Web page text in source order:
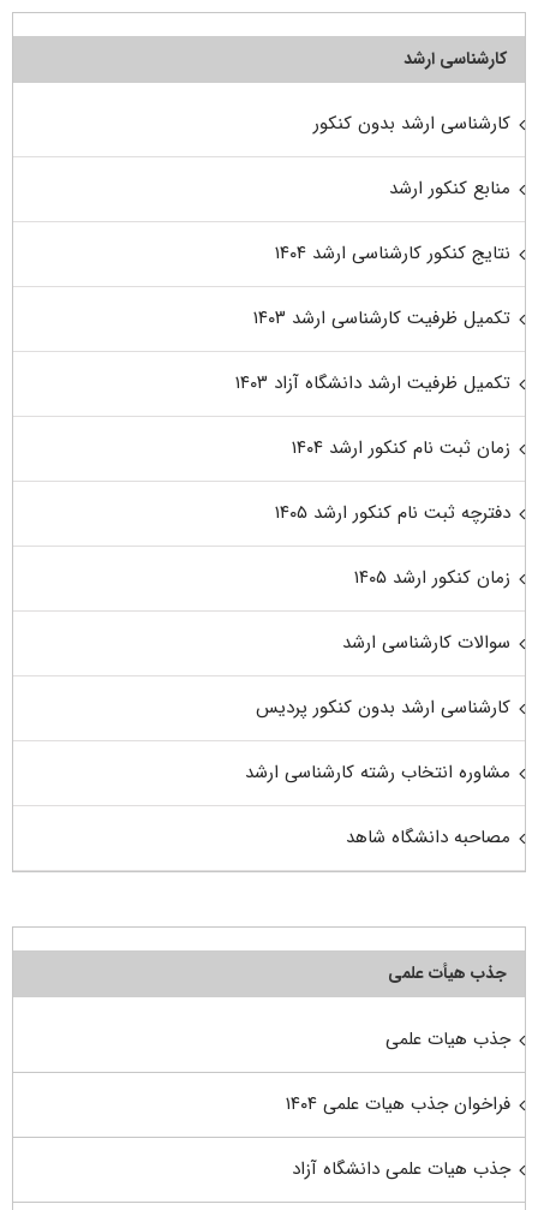
کارشناسی ارشد
کارشناسی ارشد بدون کنکور
منابع کنکور ارشد
نتایج کنکور کارشناسی ارشد ۱۴۰۴
تکمیل ظرفیت کارشناسی ارشد ۱۴۰۳
تکمیل ظرفیت ارشد دانشگاه آزاد ۱۴۰۳
زمان ثبت نام کنکور ارشد ۱۴۰۴
دفترچه ثبت نام کنکور ارشد ۱۴۰۵
زمان کنکور ارشد ۱۴۰۵
سوالات کارشناسی ارشد
کارشناسی ارشد بدون کنکور پردیس
مشاوره انتخاب رشته کارشناسی ارشد
مصاحبه دانشگاه شاهد
جذب هیأت علمی
جذب هیات علمی
فراخوان جذب هیات علمی ۱۴۰۴
جذب هیات علمی دانشگاه آزاد